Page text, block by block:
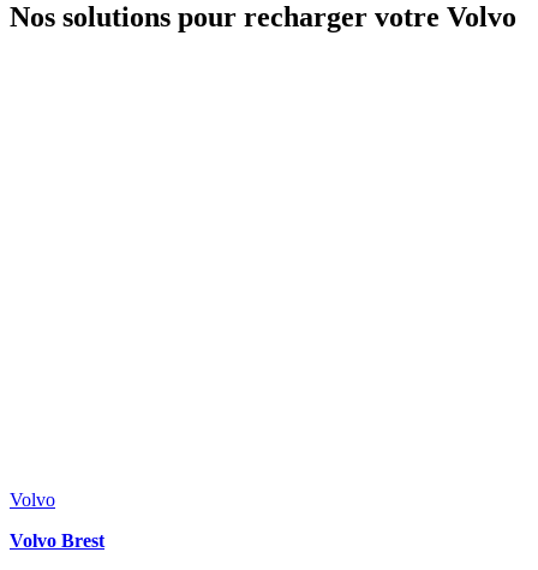
Nos solutions pour recharger votre Volvo
Volvo
Volvo Brest